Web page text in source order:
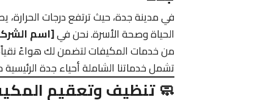
في مدينة جدة، حيث ترتفع درجات
الحياة وصحة الأسرة. نحن في[اسم
من خدمات المكيفات لتضمن لك هواءً نقياً،
تشمل خدماتنا الشاملة أحياء جدة
🧼 تنظيف وتعقيم